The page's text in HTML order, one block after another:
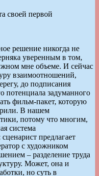
своей первой
решение никогда не
уверенным в том,
мне объеме. И сейчас
взаимоотношений,
до подписания
потенциала задуманного
фильм-пакет, которую
В нашем
потому что многим,
система
предлагает
с художником
– разделение труда
Может, она и
но суть в